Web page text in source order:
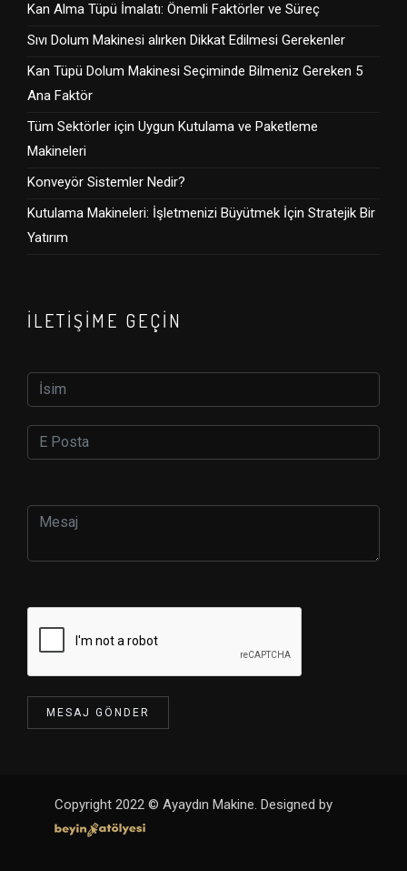
Kan Alma Tüpü İmalatı: Önemli Faktörler ve Süreç
Sıvı Dolum Makinesi alırken Dikkat Edilmesi Gerekenler
Kan Tüpü Dolum Makinesi Seçiminde Bilmeniz Gereken 5
Ana Faktör
Tüm Sektörler için Uygun Kutulama ve Paketleme
Makineleri
Konveyör Sistemler Nedir?
Kutulama Makineleri: İşletmenizi Büyütmek İçin Stratejik Bir
Yatırım
İLETIŞIME GEÇIN
Copyright 2022 © Ayaydın Makine. Designed by